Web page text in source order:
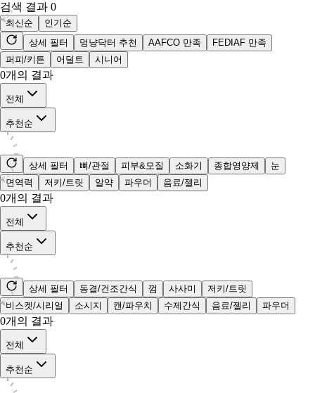
검색 결과 0
최신순
인기순
상세 필터
멍냥닥터 추천 AAFCO 만족
FEDIAF 만족
퍼피/키튼
어덜트 시니어
0개의 결과
전체
추천순
상세 필터 뼈/관절 피부&모질 소화기 종합영양제
눈
면역력
저키/트릿 알약 파우더 음료/젤리
0개의 결과
전체
추천순
상세 필터 동결/건조간식 껌 사사미
저키/트릿
비스켓/시리얼
소시지 캔/파우치 수제간식 음료/젤리 파우더
0개의 결과
전체
추천순